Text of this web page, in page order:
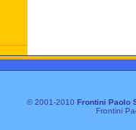
© 2001-2010 Frontini Paolo
Frontini